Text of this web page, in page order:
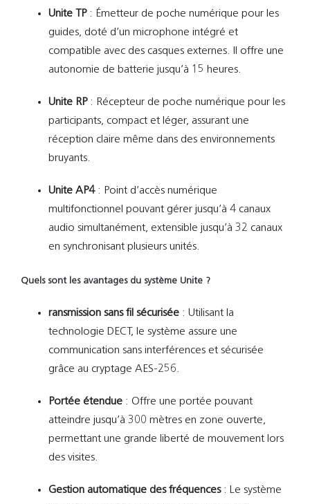
Unite TP: Émetteur de poche numérique pour les
guides, doté d’un microphone intégré et
compatible avec des casques externes. Il offre une
autonomie de batterie jusqu’à 15 heures.
Unite RP: Récepteur de poche numérique pour les
participants, compact et léger, assurant une
réception claire même dans des environnements
bruyants.
Unite AP4: Point d’accès numérique
multifonctionnel pouvant gérer jusqu’à 4 canaux
audio simultanément, extensible jusqu’à 32 canaux
en synchronisant plusieurs unités.
Quels sont les avantages du système Unite ?
ransmission sans fil sécurisée : Utilisant la
technologie DECT, le système assure une
communication sans interférences et sécurisée
grâce au cryptage AES-256.
Portée étendue : Offre une portée pouvant
atteindre jusqu’à 300 mètres en zone ouverte,
permettant une grande liberté de mouvement lors
des visites.
Gestion automatique des fréquences: Le système